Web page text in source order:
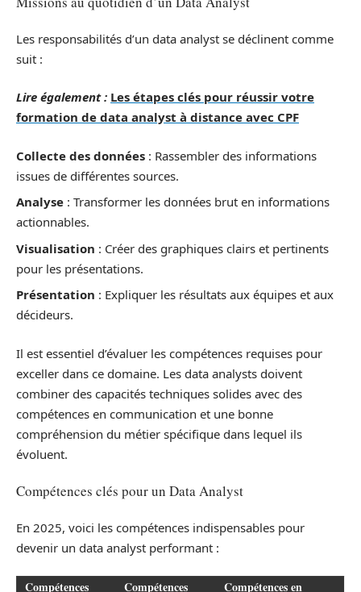
Les responsabilités d’un data analyst se déclinent comme
suit :
Lire également : Les étapes clés pour réussir votre
formation de data analyst à distance avec CPF
Collecte des données : Rassembler des informations
issues de différentes sources.
Analyse : Transformer les données brut en informations
actionnables.
Visualisation : Créer des graphiques clairs et pertinents
pour les présentations.
Présentation : Expliquer les résultats aux équipes et aux
décideurs.
Il est essentiel d’évaluer les compétences requises pour
exceller dans ce domaine. Les data analysts doivent
combiner des capacités techniques solides avec des
compétences en communication et une bonne
compréhension du métier spécifique dans lequel ils
évoluent.
Compétences clés pour un Data Analyst
En 2025, voici les compétences indispensables pour
devenir un data analyst performant :
Compétences Compétences Compétences en